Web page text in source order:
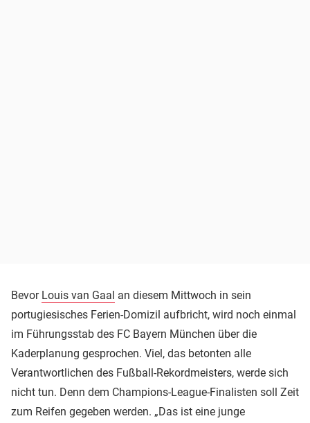
Bevor Louis van Gaal an diesem Mittwoch in sein
portugiesisches Ferien-Domizil aufbricht, wird noch einmal
im Führungsstab des FC Bayern München über die
Kaderplanung gesprochen. Viel, das betonten alle
Verantwortlichen des Fußball-Rekordmeisters, werde sich
nicht tun. Denn dem Champions-League-Finalisten soll Zeit
zum Reifen gegeben werden. „Das ist eine junge